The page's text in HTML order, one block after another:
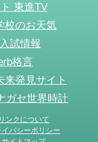
東進TV
校のお天気
試情報
格言
発見サイト
ガセ世界時計
リンクについて
イバシーポリシー